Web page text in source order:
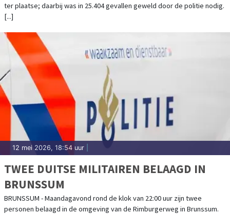
ter plaatse; daarbij was in 25.404 gevallen geweld door de politie nodig.
[...]
12 mei 2026, 18:54 uur
TWEE DUITSE MILITAIREN BELAAGD IN
BRUNSSUM
BRUNSSUM - Maandagavond rond de klok van 22:00 uur zijn twee
personen belaagd in de omgeving van de Rimburgerweg in Brunssum.